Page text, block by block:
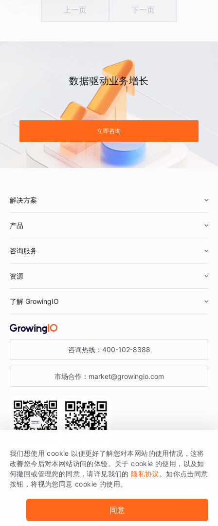
上一页 下一页
数据驱动业务增长
立即咨询
解决方案
鞋服行业
汽车行业
金融行业
产品
智能运营
获客分析
咨询服务
资源
增长公开课
增长博客
开发者文档
SDK 文档
场景指南
了解 GrowingIO
关于 GrowingIO
增长大会
行业活动
咨询热线： 400-102-8388
市场合作： market@growingio.com
关注公众号 获取更多干货
GrowingIO 是专注于数据智能分析与增长的品牌，核心平台为 GrowingIO
分析云。
版权所有 © 北京易数科技有限公司
我们想使用 cookie 以便更好了解您对本网站的使用情况，这将
改善您今后对本网站访问的体验。关于 cookie 的使用，以及如
何撤回或管理您的同意，请详见我们的 隐私协议 。如你点击同意
按钮，将视为您同意 cookie 的使用。
同意